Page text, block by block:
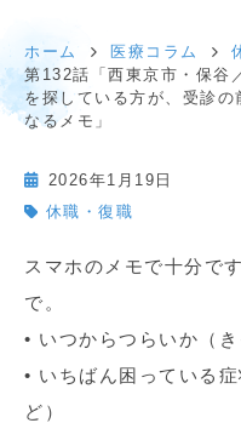
ホーム 医療コラム
第132話「西東京市・保谷
を探している方が、受診
なるメモ」
2026年1月19日
休職・復職
スマホのメモで十分で
で。
• いつからつらいか（き
• いちばん困っている
ど）